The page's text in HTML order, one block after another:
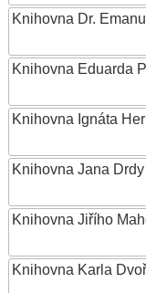
Knihovna Dr.
Knihovna Eduarda
Knihovna Ignáta
Knihovna Jana Drdy
Knihovna Jiřího
Knihovna Karla